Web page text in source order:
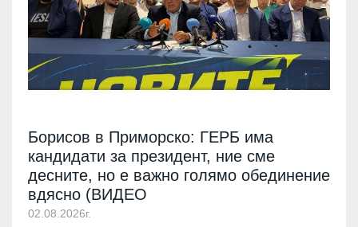
Борисов в Приморско: ГЕРБ има
кандидати за президент, ние сме
десните, но е важно голямо обединение
вдясно (ВИДЕО
02.08.2026г.